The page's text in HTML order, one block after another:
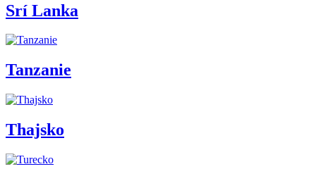
Srí Lanka
Tanzanie
Thajsko